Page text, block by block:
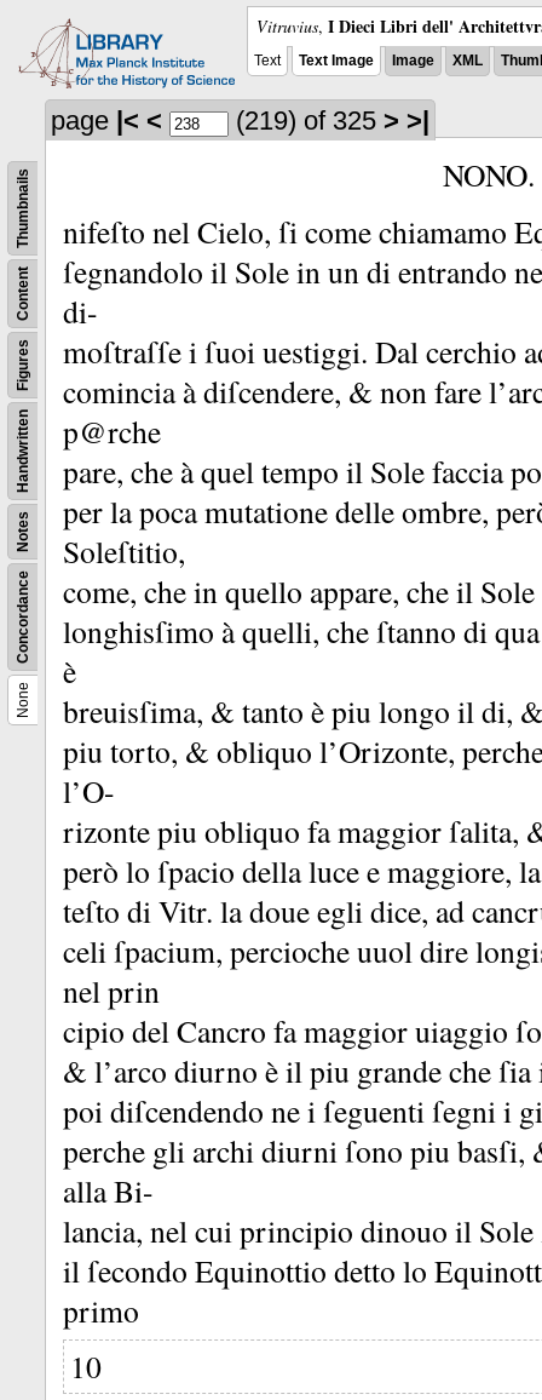
Vitruvius, I Dieci Libri dell'
Text Text Image Image XML
None
Concordance
Notes
Handwritten
Figures
Content
Thumbnails
page |< < (219) of 325 > >|
NONO.
nifeſto nel Cielo, ſi come chiamamo
ſegnandolo il Sole in un di entrando
di-
moſtraſſe i ſuoi uestiggi. Dal cerchio
comincia à diſcendere, & non fare
p@rche
pare, che à quel tempo il Sole faccia
per la poca mutatione delle ombre,
Soleſtitio,
come, che in quello appare, che il
longhisſimo à quelli, che ſtanno di
è
breuisſima, & tanto è piu longo il di,
piu torto, & obliquo l’Orizonte,
l’O-
rizonte piu obliquo fa maggior ſalita,
però lo ſpacio della luce e maggiore,
teſto di Vitr. la doue egli dice, ad
celi ſpacium, percioche uuol dire
nel prin
cipio del Cancro fa maggior uiaggio
& l’arco diurno è il piu grande che
poi diſcendendo ne i ſeguenti ſegni i
perche gli archi diurni ſono piu
alla Bi-
lancia, nel cui principio dinouo il
il ſecondo Equinottio detto lo
primo
10